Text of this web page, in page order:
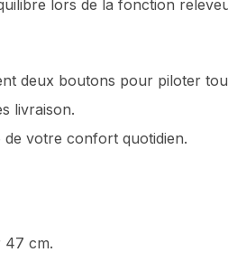
lors de la fonction
deux boutons pour piloter
livraison.
votre confort quotidien.
47 cm.